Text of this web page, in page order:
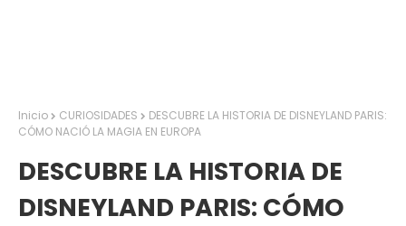
Inicio CURIOSIDADES
DESCUBRE LA HISTORIA DE DISNEYLAND PARIS:
CÓMO NACIÓ LA MAGIA EN EUROPA
DESCUBRE LA HISTORIA DE
DISNEYLAND PARIS: CÓMO